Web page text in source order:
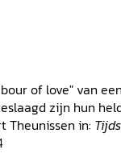
Register op
of love" van
zijn hun
Theunissen in: